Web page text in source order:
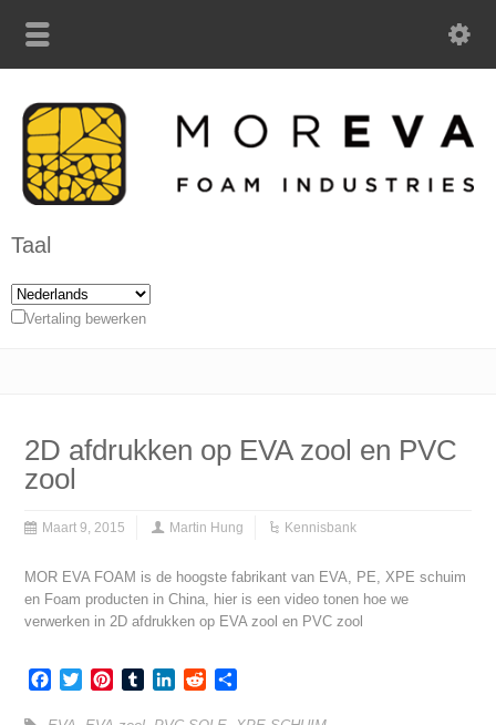
Taal
Vertaling bewerken
2D afdrukken op EVA zool en PVC
zool
Maart 9, 2015 Martin Hung Kennisbank
MOR EVA FOAM is de hoogste fabrikant van EVA, PE, XPE schuim
en Foam producten in China, hier is een video tonen hoe we
verwerken in 2D afdrukken op EVA zool en PVC zool
Facebook
TwitterPinterestTumblrLinkedInReddit